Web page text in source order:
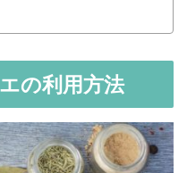
の利用方法